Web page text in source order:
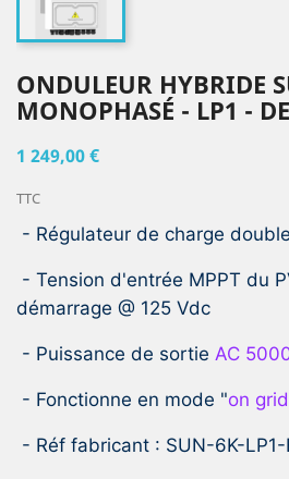
ONDULEUR HYBRIDE
MONOPHASÉ - LP1 -
1 249,00 €
TTC
- Régulateur de charge
- Tension d'entrée MPPT du
démarrage @ 125 Vdc
- Puissance de sortie AC
- Fonctionne en mode "on grid
- Réf fabricant : SUN-6K-LP1-